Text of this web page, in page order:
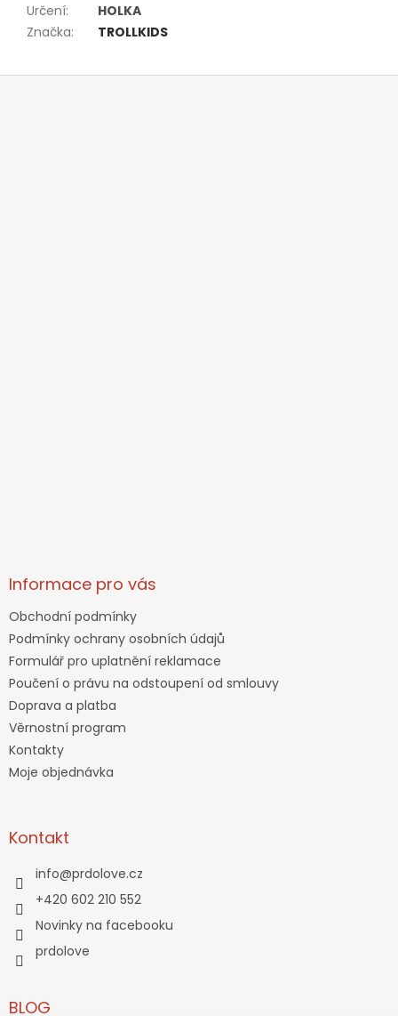
Určení:
HOLKA
Značka: TROLLKIDS
Z
Informace pro vás
Obchodní podmínky
Podmínky ochrany osobních údajů
Formulář pro uplatnění reklamace
Poučení o právu na odstoupení od smlouvy
Doprava a platba
Věrnostní program
Kontakty
Moje objednávka
Kontakt
info@prdolove.cz
+420 602 210 552
Novinky na facebooku
prdolove
BLOG